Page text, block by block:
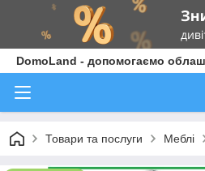
DomoLand - допомогаємо
Товари та послуги Меблі